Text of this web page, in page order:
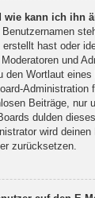
wie kann ich ihn
hast oder
und
den Wortlaut
Administration
Beiträge, nur
dulden
wird deinen
zurücksetzen.